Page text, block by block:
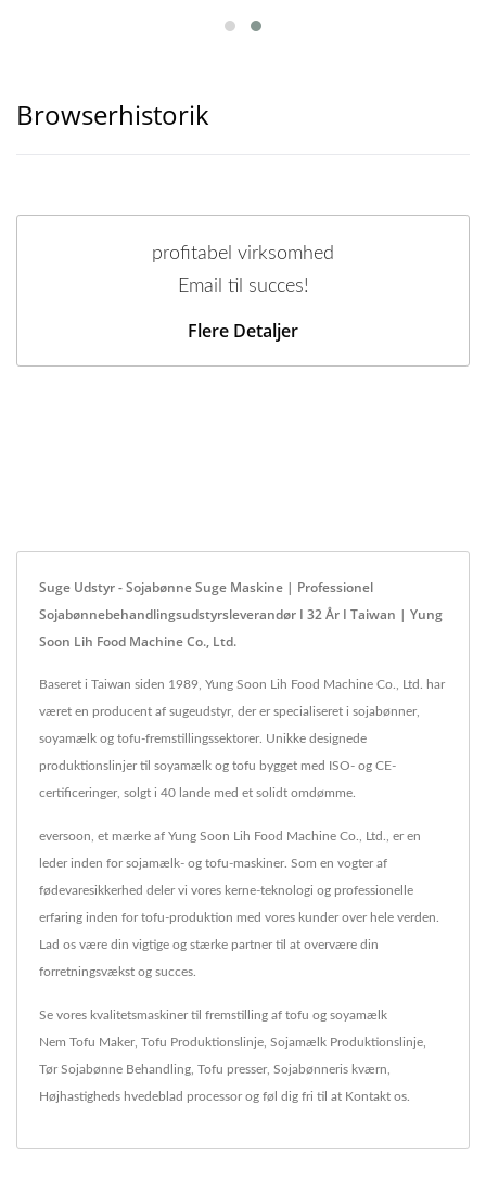
Browserhistorik
profitabel virksomhed
Email til succes!
Flere Detaljer
Suge Udstyr - Sojabønne Suge Maskine | Professionel
Sojabønnebehandlingsudstyrsleverandør I 32 År I Taiwan | Yung
Soon Lih Food Machine Co., Ltd.
Baseret i Taiwan siden 1989, Yung Soon Lih Food Machine Co., Ltd. har
været en producent af sugeudstyr, der er specialiseret i sojabønner,
soyamælk og tofu-fremstillingssektorer. Unikke designede
produktionslinjer til soyamælk og tofu bygget med ISO- og CE-
certificeringer, solgt i 40 lande med et solidt omdømme.
eversoon, et mærke af Yung Soon Lih Food Machine Co., Ltd., er en
leder inden for sojamælk- og tofu-maskiner. Som en vogter af
fødevaresikkerhed deler vi vores kerne-teknologi og professionelle
erfaring inden for tofu-produktion med vores kunder over hele verden.
Lad os være din vigtige og stærke partner til at overvære din
forretningsvækst og succes.
Se vores kvalitetsmaskiner til fremstilling af tofu og soyamælk
Nem Tofu Maker, Tofu Produktionslinje Sojamælk Produktionslinje
Tør Sojabønne Behandling Tofu presser, Sojabønneris kværn
Højhastigheds hvedeblad processorog føl dig fri til at Kontakt os